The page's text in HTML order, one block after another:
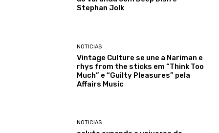
Stephan Jolk
NOTICIAS
Vintage Culture se une a Nariman e
rhys from the sticks em “Think Too
Much” e “Guilty Pleasures” pela
Affairs Music
NOTICIAS